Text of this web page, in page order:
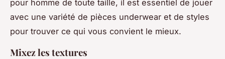
pour homme de toute taille, il est essentiel de jouer
avec une variété de pièces underwear et de styles
pour trouver ce qui vous convient le mieux.
Mixez les textures